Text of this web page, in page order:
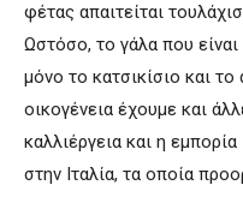
φέτας απαιτείται
Ωστόσο, το γάλα που
μόνο το κατσικίσιο και
οικογένεια έχουμε και
καλλιέργεια και η
στην Ιταλία, τα οποία